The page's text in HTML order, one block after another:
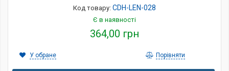
Код товару: CDH-LEN-028
Є в наявності
364,00 грн
У обране Порівняти